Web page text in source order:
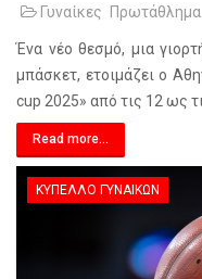
Γυναίκες
Πρωτάθλημα
Ένα νέο θεσμό, μια
μπάσκετ, ετοιμάζει ο
cup 2025» από τις 12 ως
Read more...
ΚΎΠΕΛΛΟ ΓΥΝΑΙΚΏΝ